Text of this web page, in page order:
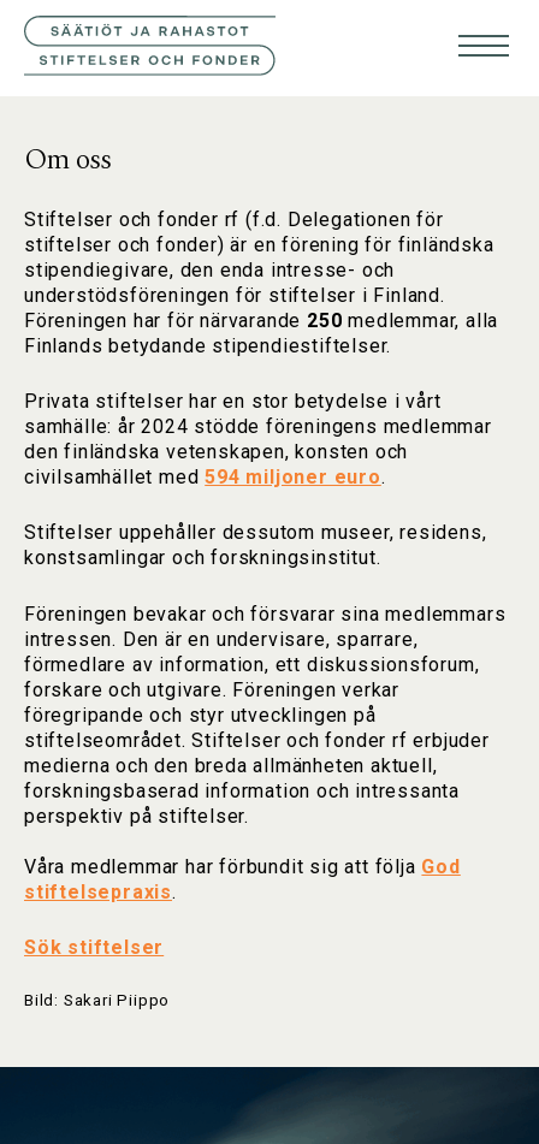
FIN
ENG
Om oss
Stiftelser och fonder rf (f.d. Delegationen för
stiftelser och fonder) är en förening för finländska
stipendiegivare, den enda intresse- och
understödsföreningen för stiftelser i Finland.
Föreningen har för närvarande 250medlemmar, alla
Finlands betydande stipendiestiftelser.
Privata stiftelser har en stor betydelse i vårt
samhälle: år 2024 stödde föreningens medlemmar
den finländska vetenskapen, konsten och
civilsamhället med594 miljoner euro.
Stiftelser uppehåller dessutom museer, residens,
konstsamlingar och forskningsinstitut.
Föreningen bevakar och försvarar sina medlemmars
intressen. Den är en undervisare, sparrare,
förmedlare av information, ett diskussionsforum,
forskare och utgivare. Föreningen verkar
föregripande och styr utvecklingen på
stiftelseområdet. Stiftelser och fonder rf erbjuder
medierna och den breda allmänheten aktuell,
forskningsbaserad information och intressanta
perspektiv på stiftelser.
Våra medlemmar har förbundit sig att följa God
stiftelsepraxis.
Sök stiftelser
Bild: Sakari Piippo